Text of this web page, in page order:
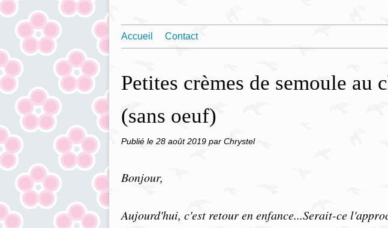
Accueil Contact
Petites crèmes de semoule au
(sans oeuf)
Publié le 28 août 2019 par Chrystel
Bonjour,
Aujourd'hui, c'est retour en enfance...Serait-ce